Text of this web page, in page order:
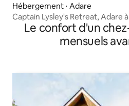
Hébergement ⋅ Adare
Captain Lysley's Retreat, Adare
Le confort d'un
mensuels